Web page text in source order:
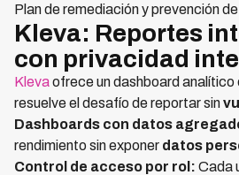
Plan de remediación y prevención
Kleva: Reportes
con privacidad
Klevaofrece un dashboard analítico
resuelve el desafío de reportar sin
Dashboards con datos
rendimiento sin exponer datos
Control de acceso por rol: Cada